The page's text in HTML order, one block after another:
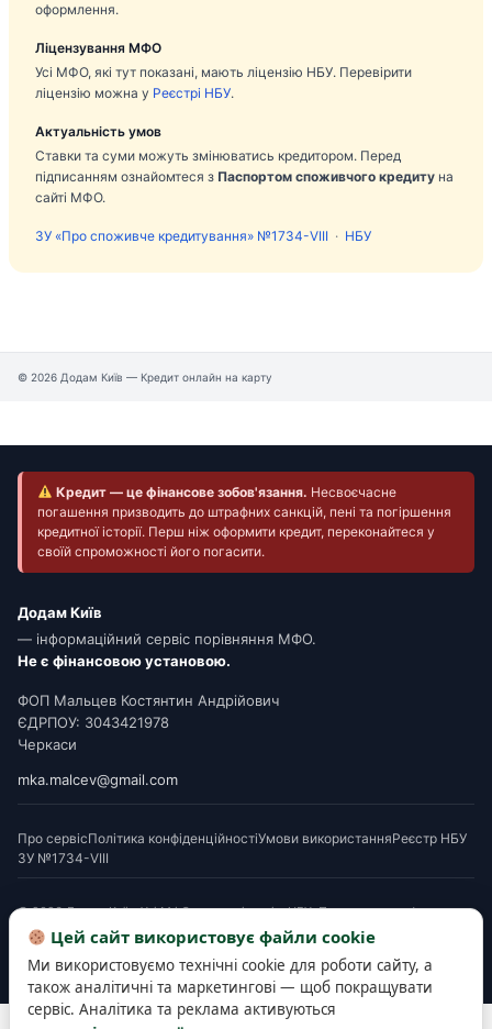
оформлення.
Ліцензування МФО
Усі МФО, які тут показані, мають ліцензію НБУ. Перевірити
ліцензію можна у Реєстрі НБУ.
Актуальність умов
Ставки та суми можуть змінюватись кредитором. Перед
підписанням ознайомтеся з Паспортом споживчого кредиту на
сайті МФО.
ЗУ «Про споживче кредитування» №1734-VIII · НБУ
© 2026 Додам Київ — Кредит онлайн на карту
Кредит — це фінансове зобов'язання. Несвоєчасне
погашення призводить до штрафних санкцій, пені та погіршення
кредитної історії. Перш ніж оформити кредит, переконайтеся у
своїй спроможності його погасити.
Додам Київ
— інформаційний сервіс порівняння МФО.
Не є фінансовою установою.
ФОП Мальцев Костянтин Андрійович
ЄДРПОУ: 3043421978
Черкаси
mka.malcev@gmail.com
Про сервісПолітика конфіденційностіУмови використанняРеєстр НБУ
ЗУ №1734-VIII
© 2026 Додам Київ. Усі МФО мають ліцензію НБУ. Посилання на офери є
партнерськими. Перед підписанням ознайомтеся з Паспортом споживчого
кредиту. Деякі матеріали готуються з використанням AI-інструментів і
верифікуються редакцією.
Цей сайт використовує файли cookie
Ми використовуємо технічні cookie для роботи сайту, а
також аналітичні та маркетингові — щоб покращувати
сервіс. Аналітика та реклама активуються